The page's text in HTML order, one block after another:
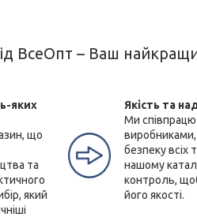
ВсеОпт – Ваш
яких
що
та
який
Якість та
Ми
виробниками,
безпеку всіх
нашому
контроль,
його якості.